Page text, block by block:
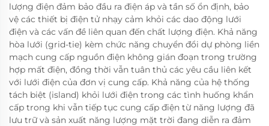
lượng điện đảm bảo đầu ra điện áp và tần số ổn định, bảo
vệ các thiết bị điện tử nhạy cảm khỏi các dao động lưới
điện và các vấn đề liên quan đến chất lượng điện. Khả năng
hòa lưới (grid-tie) kèm chức năng chuyển đổi dự phòng liền
mạch cung cấp nguồn điện không gián đoạn trong trường
hợp mất điện, đồng thời vẫn tuân thủ các yêu cầu liên kết
với lưới điện của đơn vị cung cấp. Khả năng của hệ thống
tách biệt (island) khỏi lưới điện trong các tình huống khẩn
cấp trong khi vẫn tiếp tục cung cấp điện từ năng lượng đã
lưu trữ và sản xuất năng lượng mặt trời đang diễn ra đảm